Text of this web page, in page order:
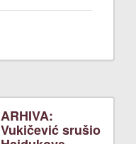
ARHIVA:
Vukičević srušio